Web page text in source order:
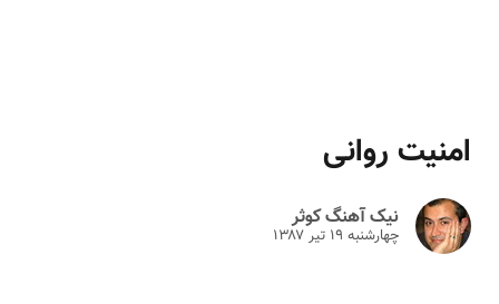
امنیت روانی
نیک آهنگ کوثر
چهارشنبه ۱۹ تير ۱۳۸۷